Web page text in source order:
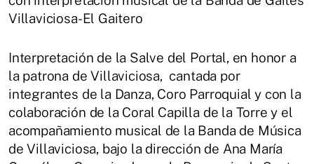
Villaviciosa-El Gaitero
Interpretación de la Salve del Portal, en honor a
la patrona de Villaviciosa, cantada por
integrantes de la Danza, Coro Parroquial y con la
colaboración de la Coral Capilla de la Torre y el
acompañamiento musical de la Banda de Música
de Villaviciosa, bajo la dirección de Ana María